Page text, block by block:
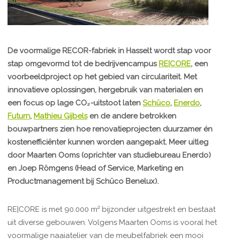
De voormalige RECOR-fabriek in Hasselt wordt stap voor
stap omgevormd tot de bedrijvencampus RE|CORE, een
voorbeeldproject op het gebied van circulariteit. Met
innovatieve oplossingen, hergebruik van materialen en
een focus op lage CO₂-uitstoot laten Schüco, Enerdo,
Futurn, Mathieu Gijbelsen de andere betrokken
bouwpartners zien hoe renovatieprojecten duurzamer én
kostenefficiënter kunnen worden aangepakt. Meer uitleg
door Maarten Ooms (oprichter van studiebureau Enerdo)
en Joep Römgens (Head of Service, Marketing en
Productmanagement bij Schüco Benelux).
RE|CORE is met 90.000 m² bijzonder uitgestrekt en bestaat
uit diverse gebouwen. Volgens Maarten Ooms is vooral het
voormalige naaiatelier van de meubelfabriek een mooi